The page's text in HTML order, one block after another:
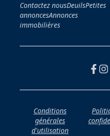
Contactez nousDeuilsPetites
annoncesAnnonces
immobilières
Conditions
générales
d'utilisation